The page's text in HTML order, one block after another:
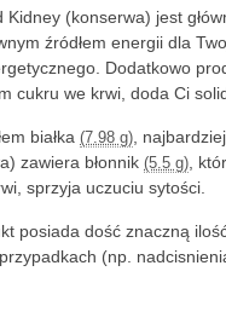
(konserwa) jest
źródłem energii dla
Dodatkowo
cukru we krwi, doda Ci
białka (7.98 g) ,
zawiera błonnik (5.5 g) ,
sprzyja uczuciu sytości.
posiada dość znaczną
(np.